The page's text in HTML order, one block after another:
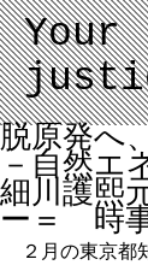
Your
脱原発へ
－自然エ
細川護熙
ー＝ 時
２月の東京都